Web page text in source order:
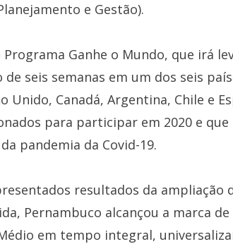
e Gestão).
Ganhe o Mundo, que irá
seis semanas em um dos seis
Unido, Canadá, Argentina, Chile e
para participar em 2020 e
pandemia da Covid-19.
resultados da ampliação
Pernambuco alcançou a marca
em tempo integral,